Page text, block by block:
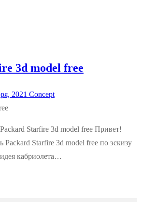
3d model free
2021 Сoncept
Starfire 3d model free Привет!
Packard Starfire 3d model free по эскизу
кабриолета…